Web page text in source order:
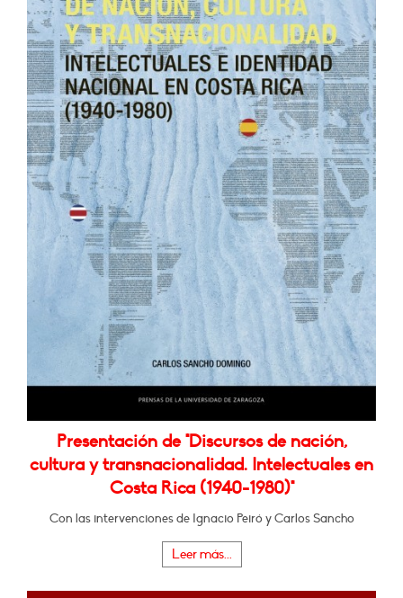
Presentación de "Discursos de nación,
cultura y transnacionalidad. Intelectuales en
Costa Rica (1940-1980)"
Con las intervenciones de Ignacio Peiró y Carlos Sancho
Leer más...